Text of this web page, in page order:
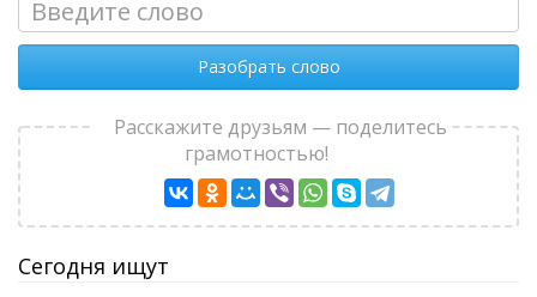
Разобрать слово
Расскажите друзьям — поделитесь
грамотностью!
Сегодня ищут